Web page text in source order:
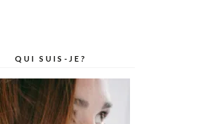
QUI SUIS-JE?